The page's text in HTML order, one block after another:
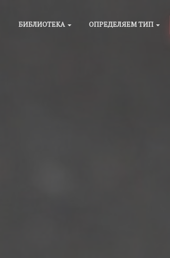
БИБЛИОТЕКА ОПРЕДЕЛЯЕМ ТИП